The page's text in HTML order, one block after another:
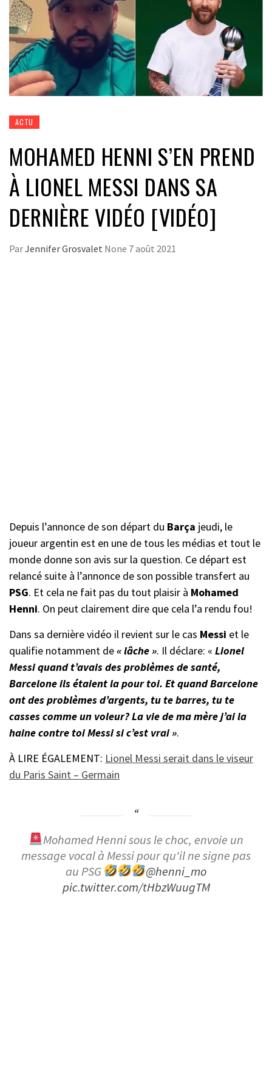
ACTU
MOHAMED HENNI S’EN PREND
À LIONEL MESSI DANS SA
DERNIÈRE VIDÉO [VIDÉO]
ParJennifer Grosvalet None 7 août 2021
Depuis l’annonce de son départ du Barça jeudi, le
joueur argentin est en une de tous les médias et tout le
monde donne son avis sur la question. Ce départ est
relancé suite à l’annonce de son possible transfert au
PSG. Et cela ne fait pas du tout plaisir à Mohamed
Henni. On peut clairement dire que cela l’a rendu fou!
Dans sa dernière vidéo il revient sur le cas Messi et le
qualifie notamment de« lâche ». Il déclare: « Lionel
Messi quand t’avais des problèmes de santé,
Barcelone ils étaient la pour toi. Et quand Barcelone
ont des problèmes d’argents, tu te barres, tu te
casses comme un voleur? La vie de ma mère j’ai la
haine contre toi Messi si c’est vrai ».
À LIRE ÉGALEMENT: Lionel Messi serait dans le viseur
du Paris Saint – Germain
Mohamed Henni sous le choc, envoie un
message vocal à Messi pour qu'il ne signe pas
au PSG
@henni_mo
pic.twitter.com/tHbzWuugTM